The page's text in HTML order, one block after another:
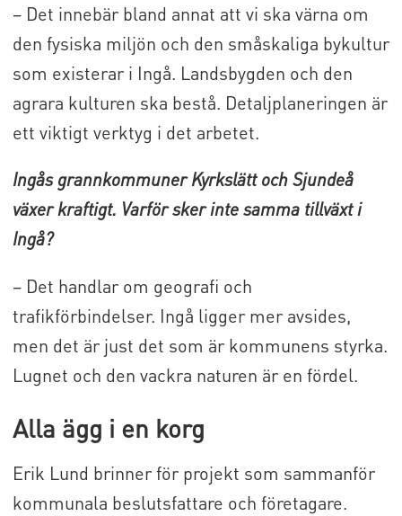
– Det innebär bland annat att vi ska värna om
den fysiska miljön och den småskaliga bykultur
som existerar i Ingå. Landsbygden och den
agrara kulturen ska bestå. Detaljplaneringen är
ett viktigt verktyg i det arbetet.
Ingås grannkommuner Kyrkslätt och Sjundeå
växer kraftigt. Varför sker inte samma tillväxt i
Ingå?
– Det handlar om geografi och
trafikförbindelser. Ingå ligger mer avsides,
men det är just det som är kommunens styrka.
Lugnet och den vackra naturen är en fördel.
Alla ägg i en korg
Erik Lund brinner för projekt som sammanför
kommunala beslutsfattare och företagare.